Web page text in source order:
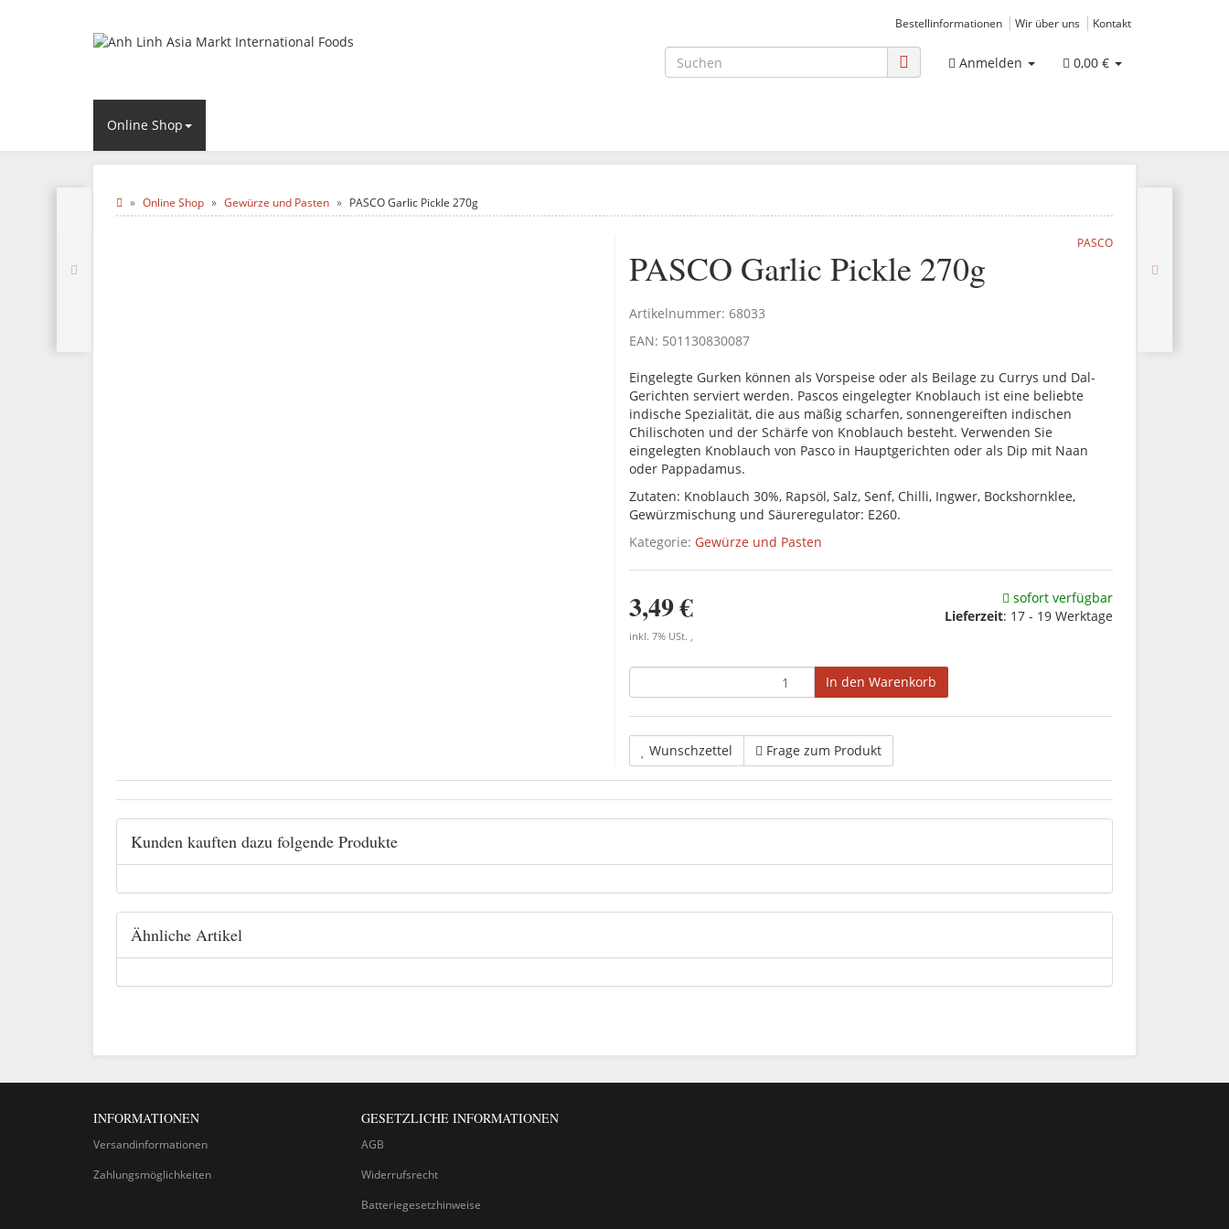
Bestellinformationen Wir über uns Kontakt
Anmelden 0,00 €
Online Shop
Online Shop Gewürze und Pasten PASCO Garlic Pickle 270g
PASCO
PASCO Garlic Pickle 270g
Artikelnummer: 68033
EAN: 501130830087
Eingelegte Gurken können als Vorspeise oder als Beilage zu Currys und Dal-
Gerichten serviert werden. Pascos eingelegter Knoblauch ist eine beliebte
indische Spezialität, die aus mäßig scharfen, sonnengereiften indischen
Chilischoten und der Schärfe von Knoblauch besteht. Verwenden Sie
eingelegten Knoblauch von Pasco in Hauptgerichten oder als Dip mit Naan
oder Pappadamus.
Zutaten: Knoblauch 30%, Rapsöl, Salz, Senf, Chilli, Ingwer, Bockshornklee,
Gewürzmischung und Säureregulator: E260.
Kategorie: Gewürze und Pasten
3,49 €
inkl. 7% USt. ,
sofort verfügbar
Lieferzeit: 17 - 19 Werktage
In den Warenkorb
Wunschzettel Frage zum Produkt
Kunden kauften dazu folgende Produkte
Ähnliche Artikel
INFORMATIONEN
Versandinformationen
Zahlungsmöglichkeiten
GESETZLICHE INFORMATIONEN
AGB
Widerrufsrecht
Batteriegesetzhinweise